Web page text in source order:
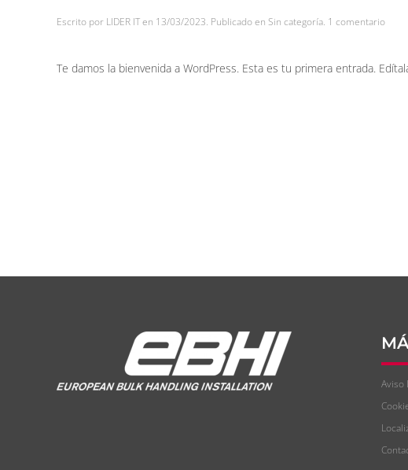
Escrito por LIDER ITen 13/03/2023. Publicado en Sin categoría. 1 comentarioen
Te damos la bienvenida a WordPress. Esta es tu primera entrada.
Aviso